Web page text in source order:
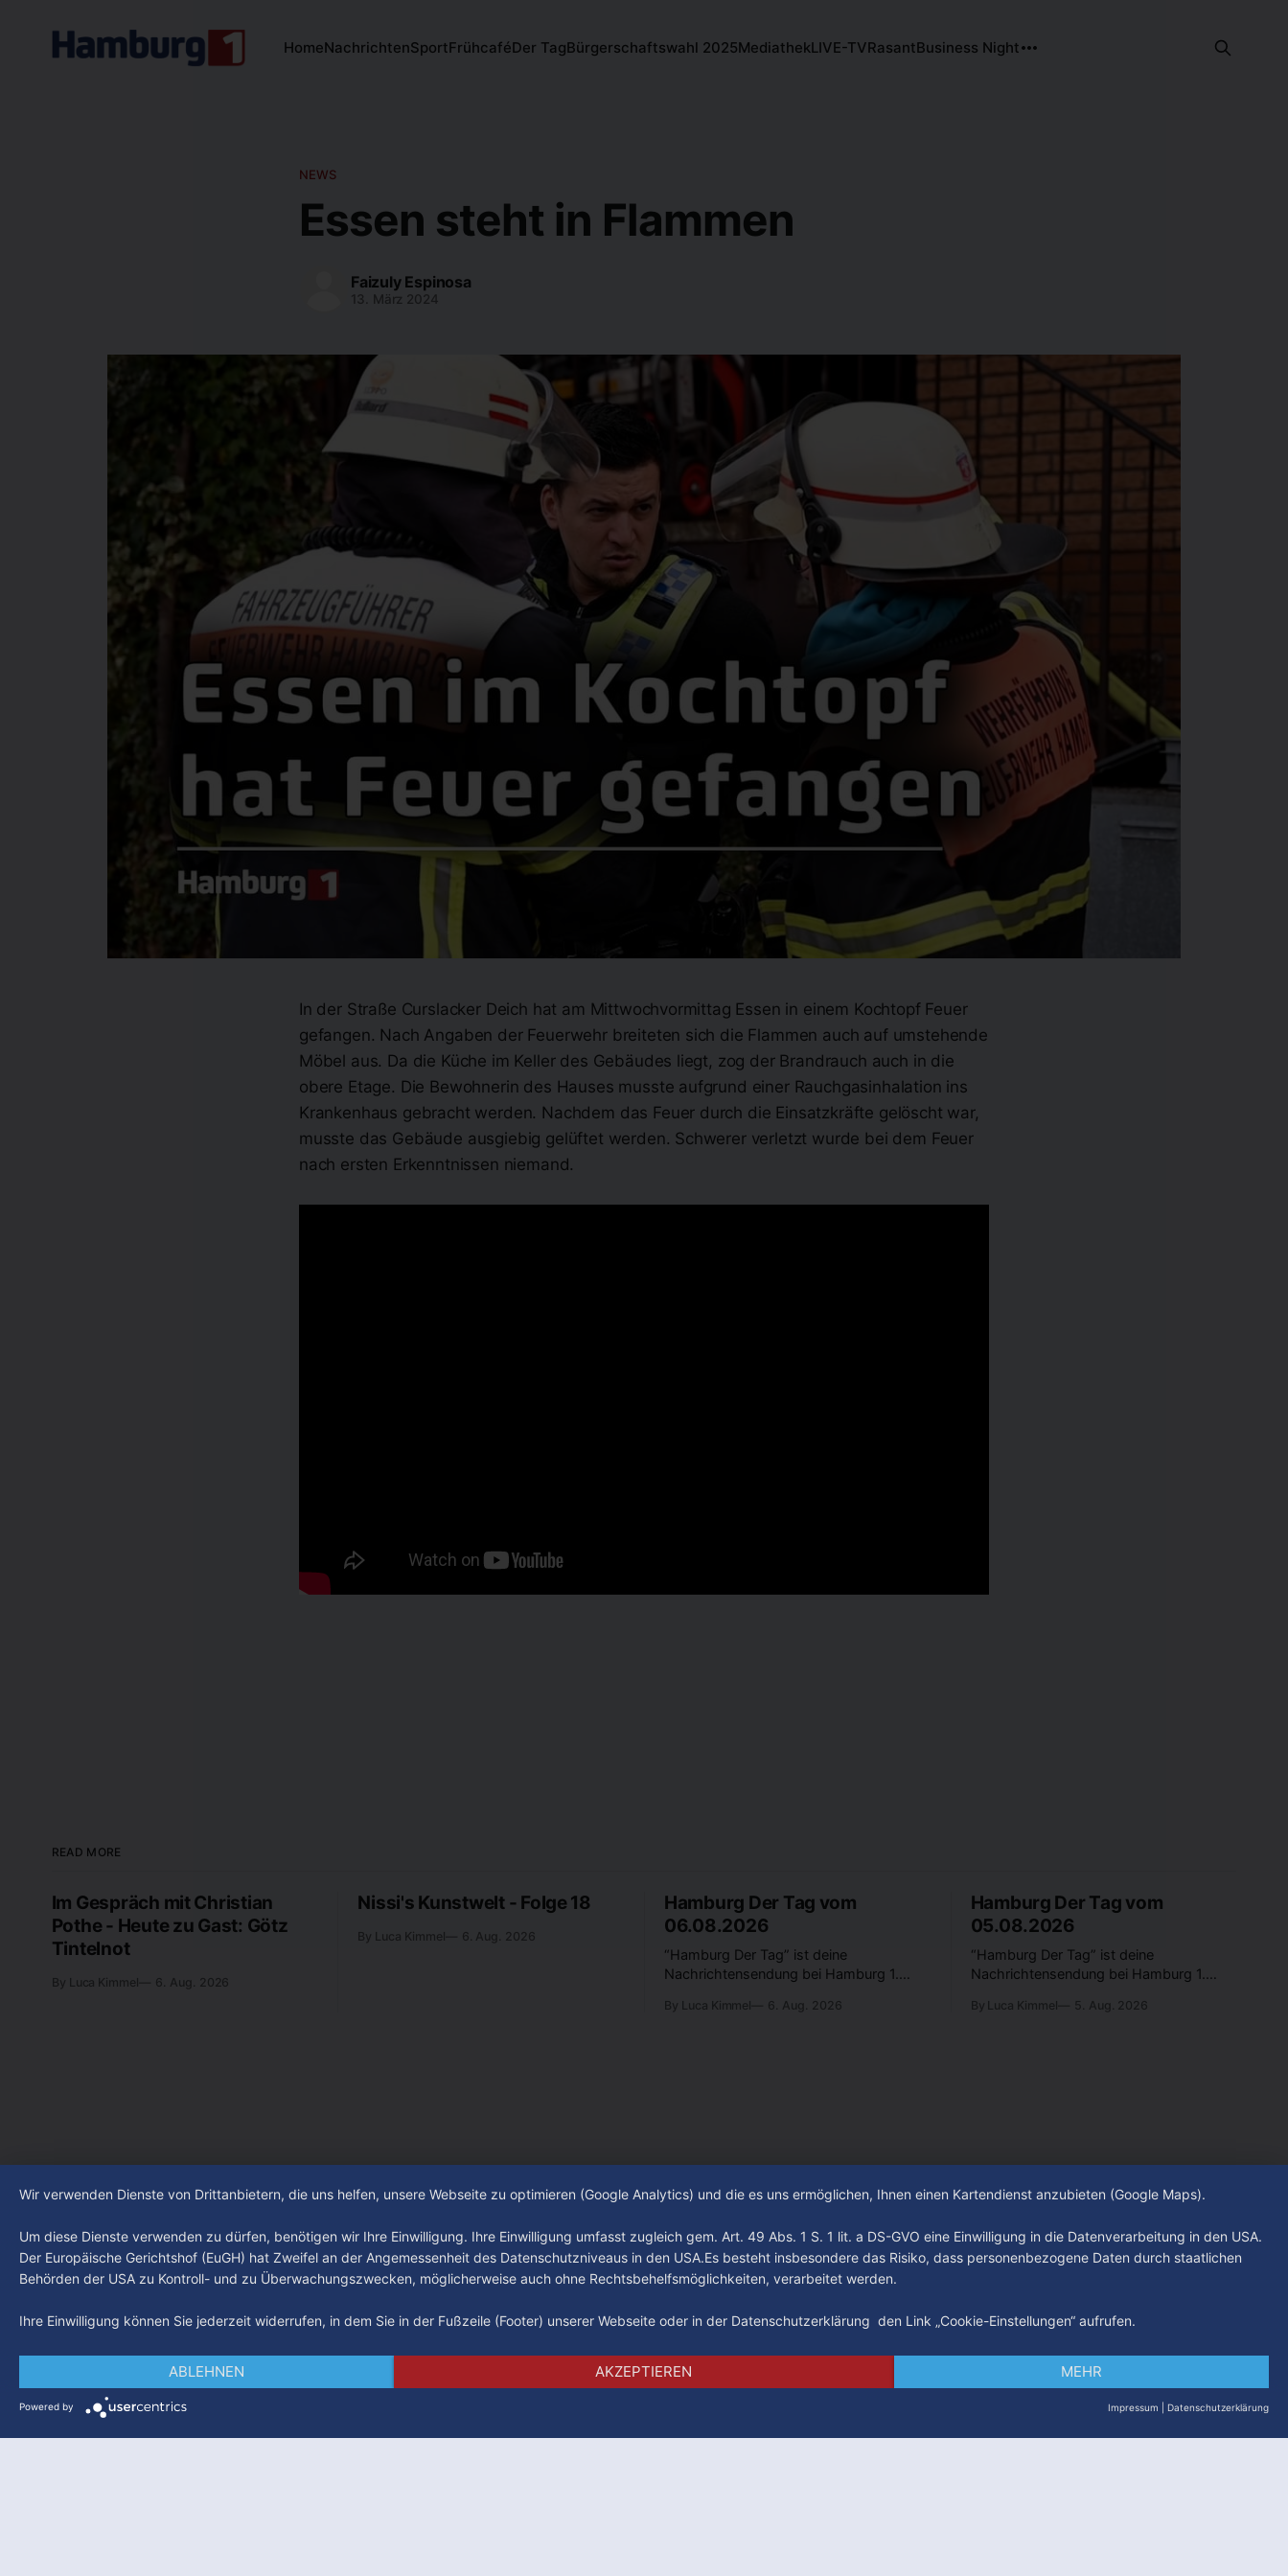
HomeNachrichtenSportFrühcaféDer TagBürgerschaftswahl 2025MediathekLIVE-TVRasantBusiness Night
NEWS
Essen steht in Flammen
Faizuly Espinosa
13. März 2024
In der Straße Curslacker Deich hat am Mittwochvormittag Essen in einem Kochtopf Feuer
gefangen. Nach Angaben der Feuerwehr breiteten sich die Flammen auch auf umstehende
Möbel aus. Da die Küche im Keller des Gebäudes liegt, zog der Brandrauch auch in die
obere Etage. Die Bewohnerin des Hauses musste aufgrund einer Rauchgasinhalation ins
Krankenhaus gebracht werden. Nachdem das Feuer durch die Einsatzkräfte gelöscht war,
musste das Gebäude ausgiebig gelüftet werden. Schwerer verletzt wurde bei dem Feuer
nach ersten Erkenntnissen niemand.
READ MORE
Im Gespräch mit Christian
Pothe - Heute zu Gast: Götz
Tintelnot
By Luca Kimmel 6. Aug. 2026
Nissi's Kunstwelt - Folge 18
By Luca Kimmel 6. Aug. 2026
Hamburg Der Tag vom
06.08.2026
“Hamburg Der Tag” ist deine
Nachrichtensendung bei Hamburg 1.
beschäftigt die Hamburgerinnen und
By Luca Kimmel 6. Aug. 2026
Hamburg Der Tag vom
05.08.2026
“Hamburg Der Tag” ist deine
Nachrichtensendung bei Hamburg 1.
beschäftigt die Hamburgerinnen und
By Luca Kimmel 5. Aug. 2026
ImpressumDatenschutzAGB
Wir verwenden Dienste von Drittanbietern, die uns helfen, unsere Webseite zu optimieren (Google Analytics) und die es uns ermöglichen, Ihnen einen Kartendienst anzubieten (Google Maps).
Um diese Dienste verwenden zu dürfen, benötigen wir Ihre Einwilligung. Ihre Einwilligung umfasst zugleich gem. Art. 49 Abs. 1 S. 1 lit. a DS-GVO eine Einwilligung in die Datenverarbeitung in den USA.
Der Europäische Gerichtshof (EuGH) hat Zweifel an der Angemessenheit des Datenschutzniveaus in den USA.Es besteht insbesondere das Risiko, dass personenbezogene Daten durch staatlichen
Behörden der USA zu Kontroll- und zu Überwachungszwecken, möglicherweise auch ohne Rechtsbehelfsmöglichkeiten, verarbeitet werden.
Ihre Einwilligung können Sie jederzeit widerrufen, in dem Sie in der Fußzeile (Footer) unserer Webseite oder in der Datenschutzerklärung den Link „Cookie-Einstellungen“ aufrufen.
ABLEHNEN AKZEPTIEREN MEHR
Powered by Impressum Datenschutzerklärung